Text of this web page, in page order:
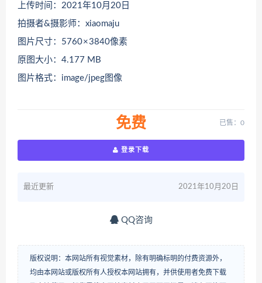
上传时间：2021年10月20日
拍摄者&摄影师：xiaomaju
图片尺寸：5760 × 3840像素
原图大小：4.177 MB
图片格式：image/jpeg图像
免费 已售：0
登录下载
最近更新 2021年10月20日
QQ咨询
版权说明：本网站所有视觉素材，除有明确标明的付费资源外，
均由本网站或版权所有人授权本网站拥有，并供使用者免费下载